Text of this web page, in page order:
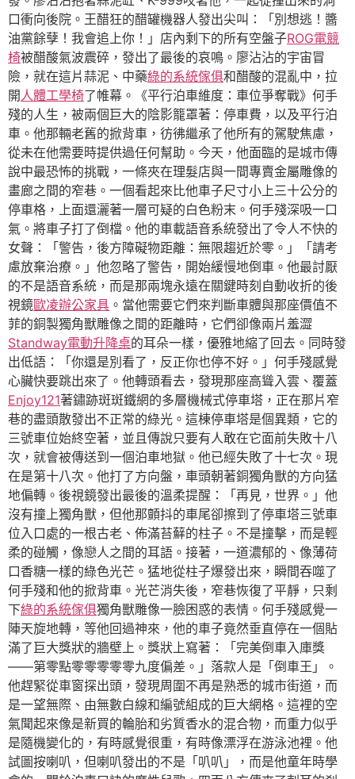
口衝向後院。王醋狂的醋罐機器人發出尖叫：「別想逃！醬
油黨餘孽！我會追上你！」店內剩下的所有空盤子ROG電競
椅被醋酸氣波震碎，發出了最後的哀鳴。廖沾沾的宇宙冒
險，就在這片蒜泥、中藥綠的系統傢俱和醋酸的混亂中，拉
開人體工學椅了帷幕。《平行泊車維度：車位爭奪戰》何手
殘的人生，被兩個巨大的陰影籠罩著：停車費，以及平行泊
車。他那輛老舊的掀背車，彷彿繼承了他所有的駕駛焦慮，
從未在他需要時提供過任何幫助。今天，他面臨的是城市傳
說中最恐怖的挑戰，一條夾在理髮店與一間專賣金屬雕像的
畫廊之間的窄巷。一個看起來比他車子尺寸小上三十公分的
停車格，上面還灑著一層可疑的白色粉末。何手殘深吸一口
氣。將車子打了倒檔。他的車載語音系統發出了令人不快的
女聲：「警告，後方障礙物距離：無限趨近於零。」「請考
慮放棄治療。」他忽略了警告，開始緩慢地倒車。他最討厭
的不是語音系統，而是那兩塊永遠在關鍵時刻自動收折的後
視鏡歐凌辦公家具 。當他需要它們來判斷車體與那座價值不
菲的銅製獨角獸雕像之間的距離時，它們卻像兩片羞澀
Standway電動升降桌的耳朵一樣，優雅地縮了回去。同時發
出低語：「你還是別看了，反正你也停不好。」何手殘感覺
心臟快要跳出來了。他轉頭看去，發現那座高聳入雲、覆蓋
Enjoy121著鏽跡斑斑鐵網的多層機械式停車塔，正在那片窄
巷的盡頭散發出不正常的綠光。這棟停車塔是個異類，它的
三號車位始終空著，並且傳說只要有人敢在它面前失敗十八
次，就會被傳送到一個泊車地獄。他已經失敗了十七次。現
在是第十八次。他打了方向盤，車頭朝著銅獨角獸的方向猛
地偏轉。後視鏡發出最後的溫柔提醒：「再見，世界。」他
沒有撞上獨角獸，但他那顫抖的車尾卻擦到了停車塔三號車
位入口處的一根古老、佈滿苔蘚的柱子。不是撞擊，而是輕
柔的碰觸，像戀人之間的耳語。接著，一道濃郁的、像薄荷
口香糖一樣的綠色光芒。猛地從柱子爆發出來，瞬間吞噬了
何手殘和他的掀背車。光芒消失後，窄巷恢復了平靜，只剩
下綠的系統傢俱獨角獸雕像一臉困惑的表情。何手殘感覺一
陣天旋地轉，等他回過神來，他的車子竟然垂直停在一個貼
滿了巨大獎狀的牆壁上。獎狀上寫著：「完美倒車入庫獎
——第零點零零零零零九度偏差。」落款人是「倒車王」。
他趕緊從車窗探出頭，發現周圍不再是熟悉的城市街道，而
是一望無際、由無數白線和編號組成的巨大網格。這裡的空
氣聞起來像是新買的輪胎和劣質香水的混合物，而重力似乎
是隨機變化的，有時感覺很重，有時像漂浮在游泳池裡。他
試圖按喇叭，但喇叭發出的不是「叭叭」，而是他童年時學